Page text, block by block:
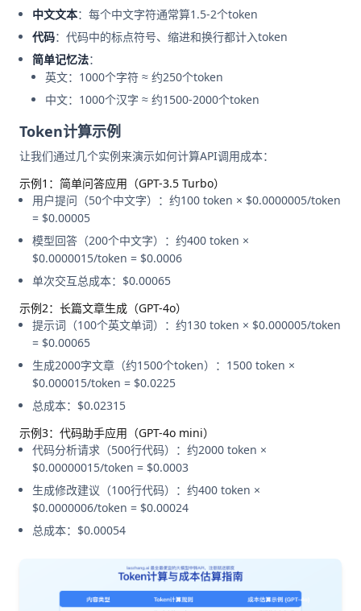
中文文本：每个中文字符通常算1.5-2个token
代码：代码中的标点符号、缩进和换行都计入token
简单记忆法：
英文：1000个字符 ≈ 约250个token
中文：1000个汉字 ≈ 约1500-2000个token
Token计算示例
让我们通过几个实例来演示如何计算API调用成本：
示例1：简单问答应用（GPT-3.5 Turbo）
用户提问（50个中文字）：约100 token × $0.0000005/token
= $0.00005
模型回答（200个中文字）：约400 token ×
$0.0000015/token = $0.0006
单次交互总成本：$0.00065
示例2：长篇文章生成（GPT-4o）
提示词（100个英文单词）：约130 token × $0.000005/token
= $0.00065
生成2000字文章（约1500个token）：1500 token ×
$0.000015/token = $0.0225
总成本：$0.02315
示例3：代码助手应用（GPT-4o mini）
代码分析请求（500行代码）：约2000 token ×
$0.00000015/token = $0.0003
生成修改建议（100行代码）：约400 token ×
$0.0000006/token = $0.00024
总成本：$0.00054